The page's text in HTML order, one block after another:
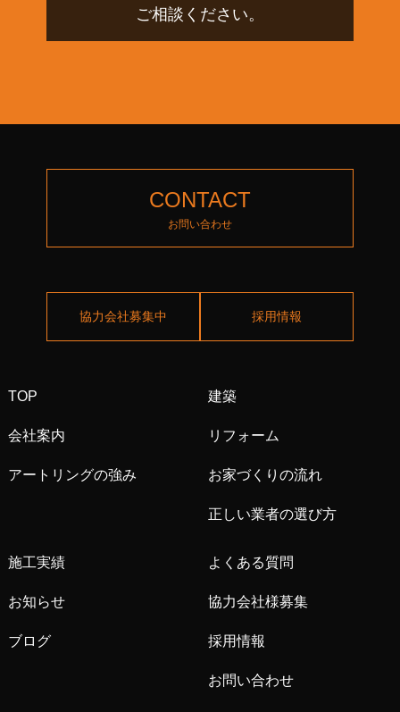
ご相談ください。
CONTACT
お問い合わせ
協力会社募集中 採用情報
TOP
会社案内
アートリングの強み
建築
リフォーム
お家づくりの流れ
正しい業者の選び方
施工実績
お知らせ
ブログ
よくある質問
協力会社様募集
採用情報
お問い合わせ